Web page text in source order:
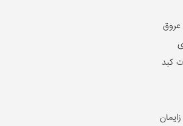
کبد